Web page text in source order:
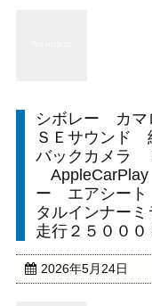
シボレー カ
ＳＥサウンド
バックカメラ
ー エアシー
タルインナー
走行２５０００
2026年5月24日